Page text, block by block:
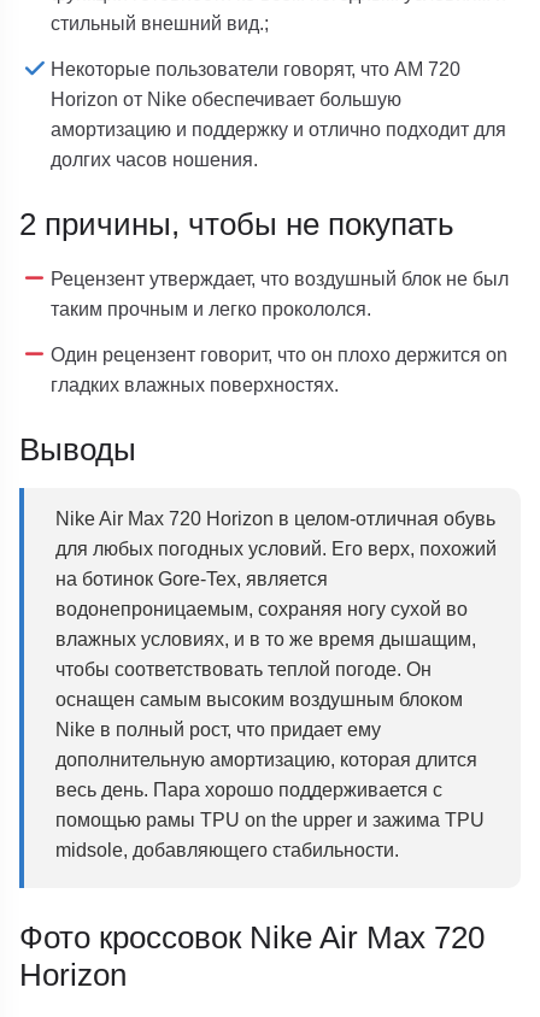
стильный внешний вид.;
Некоторые пользователи говорят, что AM 720
Horizon от Nike обеспечивает большую
амортизацию и поддержку и отлично подходит для
долгих часов ношения.
2 причины, чтобы не покупать
Рецензент утверждает, что воздушный блок не был
таким прочным и легко прокололся.
Один рецензент говорит, что он плохо держится on
гладких влажных поверхностях.
Выводы
Nike Air Max 720 Horizon в целом-отличная обувь
для любых погодных условий. Его верх, похожий
на ботинок Gore-Tex, является
водонепроницаемым, сохраняя ногу сухой во
влажных условиях, и в то же время дышащим,
чтобы соответствовать теплой погоде. Он
оснащен самым высоким воздушным блоком
Nike в полный рост, что придает ему
дополнительную амортизацию, которая длится
весь день. Пара хорошо поддерживается с
помощью рамы TPU on the upper и зажима TPU
midsole, добавляющего стабильности.
Фото кроссовок Nike Air Max 720
Horizon